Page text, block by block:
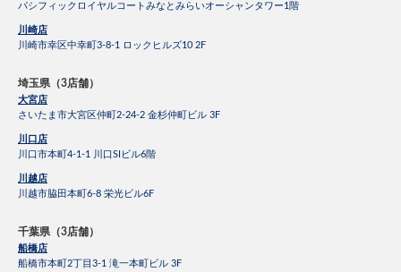
パシフィックロイヤルコートみなとみらいオーシャンタワー1階
川崎店
川崎市幸区中幸町3-8-1 ロックヒルズ10 2F
埼玉県（3店舗）
大宮店
さいたま市大宮区仲町2-24-2 金杉仲町ビル 3F
川口店
川口市本町4-1-1 川口SIビル6階
川越店
川越市脇田本町6-8 栄光ビル6F
千葉県（3店舗）
船橋店
船橋市本町2丁目3-1 滝一本町ビル 3F